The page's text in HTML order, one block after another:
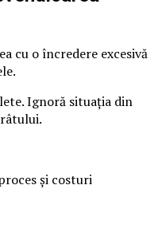
cu o încredere excesivă
Ignoră situația din
și costuri